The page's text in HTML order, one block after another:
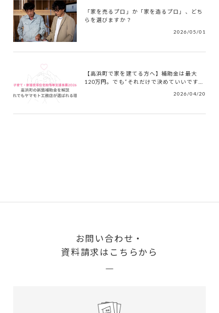
「家を売るプロ」か「家を造るプロ」、どち
らを選びますか？
2026/05/01
【高浜町で家を建てる方へ】補助金は最大
120万円。でも“それだけで決めていいです...
2026/04/20
お問い合わせ・
資料請求はこちらから